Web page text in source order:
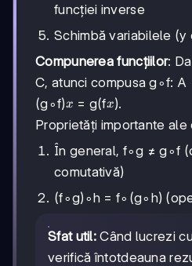
funcției inverse
Schimbă variabilele (y
Compunerea funcțiilor:
C, atunci compusa g∘f:
(g∘f)x
x = g(fx
x).
Proprietăți importante ale
În general, f∘g ≠ g∘f
comutativă)
(f∘g)∘h = f∘(g∘h)
Sfat util: Când lucrezi
verifică întotdeauna